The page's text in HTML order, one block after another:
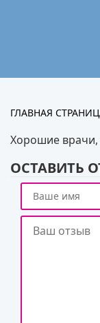
ГЛАВНАЯ
Хорошие врачи,
ОСТАВИТЬ